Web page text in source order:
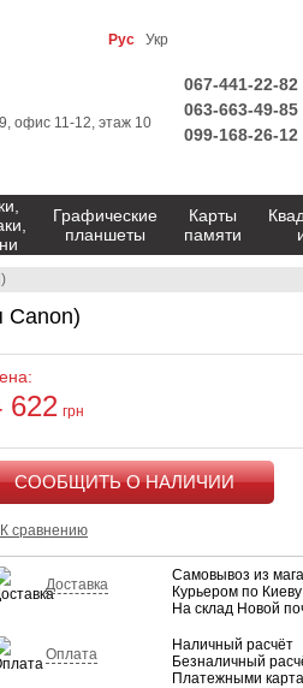
Сanon)
622 грн
К сравнению
Доставка
Самовывоз из
Курьером по Киеву
На склад Новой
Оплата
Наличный расчёт
Безналичный
Платежными
Рус Укр
офис 11-12, этаж 10
067-441-22-82
063-663-49-85
099-168-26-12
Графические
планшеты
Карты
памяти